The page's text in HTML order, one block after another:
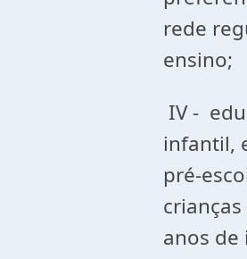
rede
ensino;
IV -
infantil,
pré-
anos de